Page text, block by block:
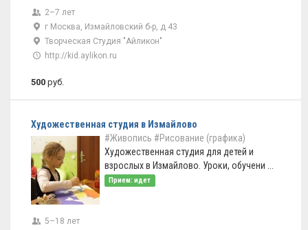
2–7 лет
г Москва, Измайловский б-р, д 43
Творческая Студия "Айликон"
http://kid.aylikon.ru
500 руб.
Художественная студия в Измайлово
#Живопись #Рисование (графика)
Художественная студия для детей и
взрослых в Измайлово. Уроки, обучени ...
Прием: идет
5–18 лет